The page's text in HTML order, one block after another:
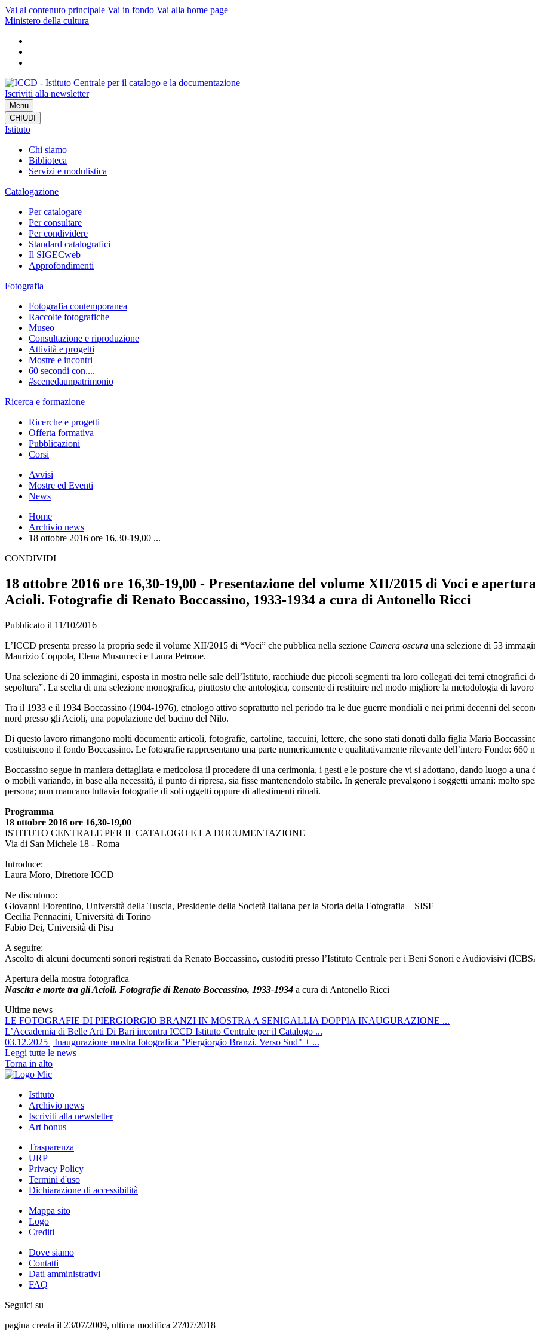
Vai al contenuto principale Vai in fondo Vai alla home page
Ministero della cultura
Iscriviti alla newsletter
Menu
CHIUDI
Istituto
Chi siamo
Biblioteca
Servizi e modulistica
Catalogazione
Per catalogare
Per consultare
Per condividere
Standard catalografici
Il SIGECweb
Approfondimenti
Fotografia
Fotografia contemporanea
Raccolte fotografiche
Museo
Consultazione e riproduzione
Attività e progetti
Mostre e incontri
60 secondi con....
#scenedaunpatrimonio
Ricerca e formazione
Ricerche e progetti
Offerta formativa
Pubblicazioni
Corsi
Avvisi
Mostre ed Eventi
News
Home
Archivio news
18 ottobre 2016 ore 16,30-19,00 ...
CONDIVIDI
18 ottobre 2016 ore 16,30-19,00 - Presentazione del volume XII/2015 di Voci e
Acioli. Fotografie di Renato Boccassino, 1933-1934 a cura di Antonello Ricci
Pubblicato il 11/10/2016
L’ICCD presenta presso la propria sede il volume XII/2015 di “Voci” che pubblica nella sezione Camera oscura una selezione di 53
Maurizio Coppola, Elena Musumeci e Laura Petrone.
Una selezione di 20 immagini, esposta in mostra nelle sale dell’Istituto, racchiude due piccoli segmenti tra loro collegati dei temi etnografici
sepoltura”. La scelta di una selezione monografica, piuttosto che antologica, consente di restituire nel modo migliore la metodologia di
Tra il 1933 e il 1934 Boccassino (1904-1976), etnologo attivo soprattutto nel periodo tra le due guerre mondiali e nei primi decenni del
nord presso gli Acioli, una popolazione del bacino del Nilo.
Di questo lavoro rimangono molti documenti: articoli, fotografie, cartoline, taccuini, lettere, che sono stati donati dalla figlia Maria
costituiscono il fondo Boccassino. Le fotografie rappresentano una parte numericamente e qualitativamente rilevante dell’intero Fondo: 660
Boccassino segue in maniera dettagliata e meticolosa il procedere di una cerimonia, i gesti e le posture che vi si adottano, dando luogo a
o mobili variando, in base alla necessità, il punto di ripresa, sia fisse mantenendolo stabile. In generale prevalgono i soggetti umani: molto
persona; non mancano tuttavia fotografie di soli oggetti oppure di allestimenti rituali.
Programma
18 ottobre 2016 ore 16,30-19,00
ISTITUTO CENTRALE PER IL CATALOGO E LA DOCUMENTAZIONE
Via di San Michele 18 - Roma
Introduce:
Laura Moro, Direttore ICCD
Ne discutono:
Giovanni Fiorentino, Università della Tuscia, Presidente della Società Italiana per la Storia della Fotografia – SISF
Cecilia Pennacini, Università di Torino
Fabio Dei, Università di Pisa
A seguire:
Ascolto di alcuni documenti sonori registrati da Renato Boccassino, custoditi presso l’Istituto Centrale per i Beni Sonori e Audiovisivi
Apertura della mostra fotografica
Nascita e morte tra gli Acioli. Fotografie di Renato Boccassino, 1933-1934 a cura di Antonello Ricci
Ultime news
LE FOTOGRAFIE DI PIERGIORGIO BRANZI IN MOSTRA A SENIGALLIA DOPPIA INAUGURAZIONE ...
L’Accademia di Belle Arti Di Bari incontra ICCD Istituto Centrale per il Catalogo ...
03.12.2025 | Inaugurazione mostra fotografica "Piergiorgio Branzi. Verso Sud" + ...
Leggi tutte le news
Torna in alto
Istituto
Archivio news
Iscriviti alla newsletter
Art bonus
Trasparenza
URP
Privacy Policy
Termini d'uso
Dichiarazione di accessibilità
Mappa sito
Logo
Crediti
Dove siamo
Contatti
Dati amministrativi
FAQ
Seguici su
pagina creata il 23/07/2009, ultima modifica 27/07/2018